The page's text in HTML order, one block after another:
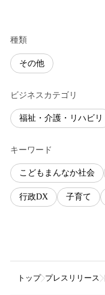
種類
その他
ビジネスカテゴリ
福祉・介護・リハビリ
キーワード
こどもまんなか社会
行政DX 子育て
トップ プレスリリース